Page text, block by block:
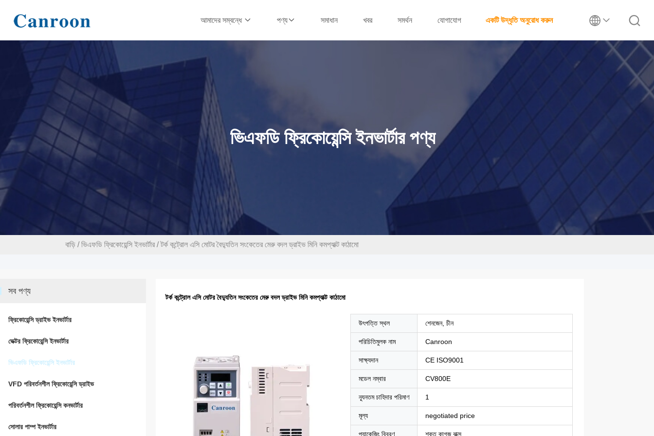
আমাদের সম্বন্ধে পণ্য সমাধান খবর সমর্থন যোগাযোগ একটি উদ্ধৃতি অনুরোধ করুন
ভিএফডি ফ্রিকোয়েন্সি ইনভার্টার পণ্য
বাড়ি / ভিএফডি ফ্রিকোয়েন্সি ইনভার্টার / টর্ক কন্ট্রোল এসি মোটর বৈদ্যুতিন সংকেতের মেরু বদল ড্রাইভ মিনি কমপ্যাক্ট কাঠামো
সব পণ্য
ফ্রিকোয়েন্সি ড্রাইভ ইনভার্টার
ভেক্টর ফ্রিকোয়েন্সি ইনভার্টার
ভিএফডি ফ্রিকোয়েন্সি ইনভার্টার
VFD পরিবর্তনশীল ফ্রিকোয়েন্সি ড্রাইভ
পরিবর্তনশীল ফ্রিকোয়েন্সি কনভার্টার
সোলার পাম্প ইনভার্টার
টর্ক কন্ট্রোল এসি মোটর বৈদ্যুতিন সংকেতের মেরু বদল ড্রাইভ মিনি কমপ্যাক্ট কাঠামো
উৎপত্তি স্থল শেনজেন, চীন
পরিচিতিমুলক নাম Canroon
সাক্ষ্যদান CE ISO9001
মডেল নম্বার CV800E
ন্যূনতম চাহিদার পরিমাণ 1
মূল্য negotiated price
প্যাকেজিং বিবরণ শক্ত কাগজ বাক্স